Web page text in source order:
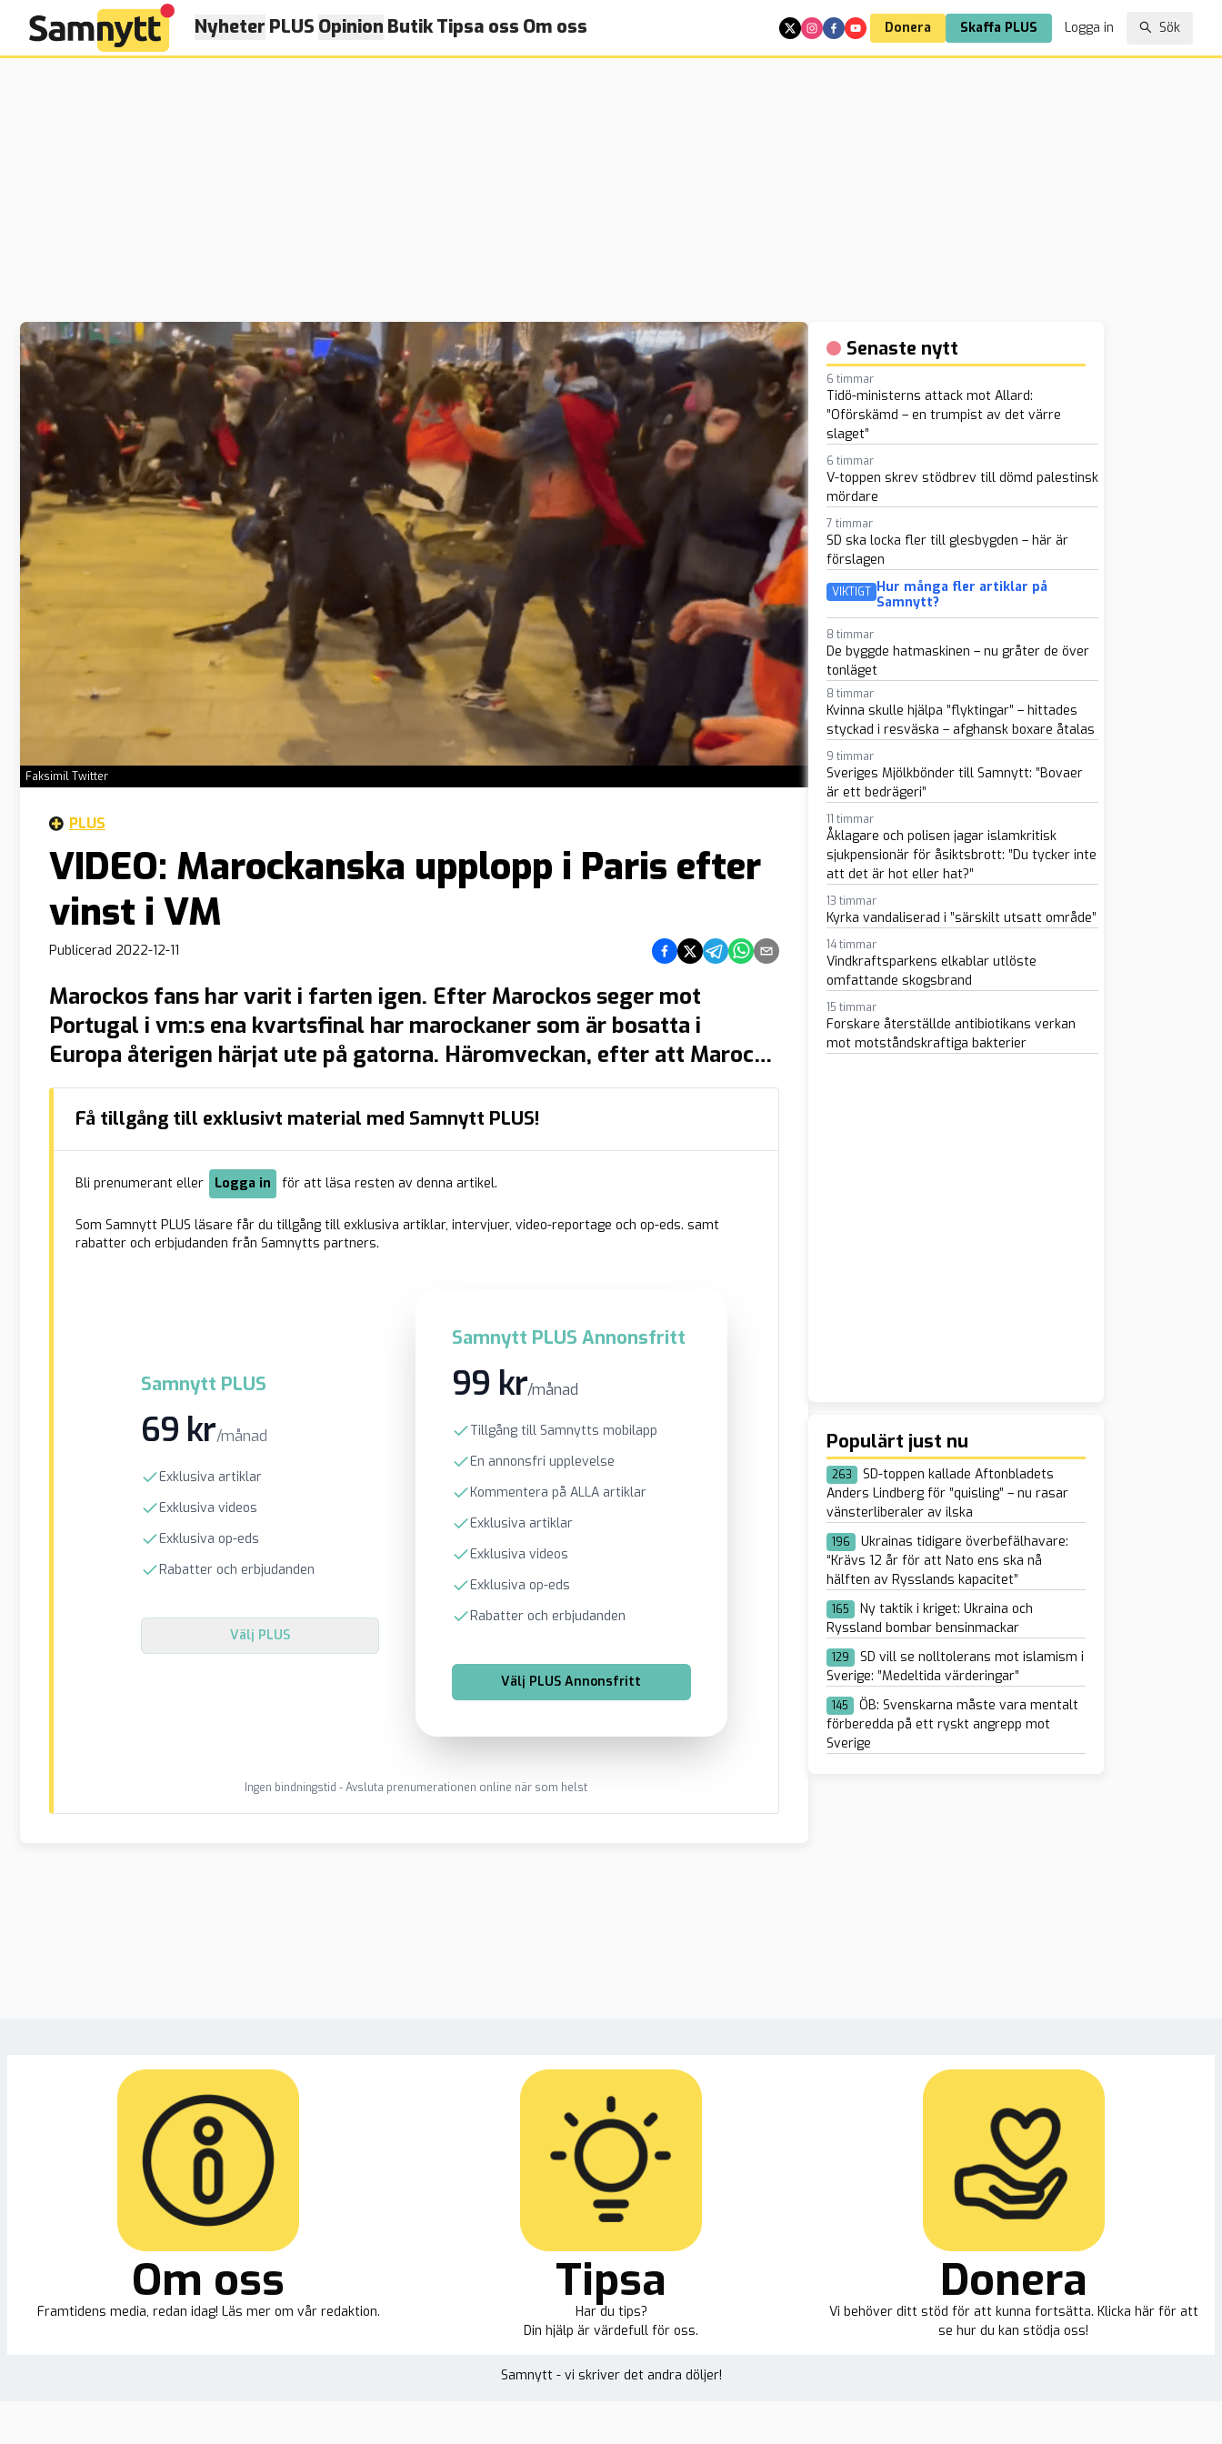
Nyheter PLUS Opinion ButikTipsa oss Om oss Donera Skaffa PLUS Logga in Sök
Faksimil Twitter
PLUS
VIDEO: Marockanska upplopp i Paris efter
vinst i VM
Publicerad 2022-12-11 Dela på Facebook
Dela på Twitter
Dela på Telegram
Dela på Whatsapp
Dela via e-post
Marockos fans har varit i farten igen. Efter Marockos seger mot
Portugal i vm:s ena kvartsfinal har marockaner som är bosatta i
Europa återigen härjat ute på gatorna. Häromveckan, efter att Marocko
vunnit en match mot Belgien i fotbolls-vm, utbröt upplopp med
omfattande vandalisering i bland annat den belgiska huvudstaden
Få tillgång till exklusivt material med Samnytt PLUS!
Bli prenumerant eller Logga in för att läsa resten av denna artikel.
Som Samnytt PLUS läsare får du tillgång till exklusiva artiklar, intervjuer, video-reportage och op-eds. samt
rabatter och erbjudanden från Samnytts partners.
Samnytt PLUS
69 kr/månad
Exklusiva artiklar
Exklusiva videos
Exklusiva op-eds
Rabatter och erbjudanden
Välj PLUS
Samnytt PLUS Annonsfritt
99 kr/månad
Tillgång till Samnytts mobilapp
En annonsfri upplevelse
Kommentera på ALLA artiklar
Exklusiva artiklar
Exklusiva videos
Exklusiva op-eds
Rabatter och erbjudanden
Välj PLUS Annonsfritt
Ingen bindningstid - Avsluta prenumerationen online när som helst
Senaste nytt
6 timmar
Tidö-ministerns attack mot Allard:
”Oförskämd – en trumpist av det värre
slaget”
6 timmar
V-toppen skrev stödbrev till dömd palestinsk
mördare
7 timmar
SD ska locka fler till glesbygden – här är
förslagen
VIKTIGT Hur många fler artiklar på
Samnytt?
8 timmar
De byggde hatmaskinen – nu gråter de över
tonläget
8 timmar
Kvinna skulle hjälpa ”flyktingar” – hittades
styckad i resväska – afghansk boxare åtalas
9 timmar
Sveriges Mjölkbönder till Samnytt: ”Bovaer
är ett bedrägeri”
11 timmar
Åklagare och polisen jagar islamkritisk
sjukpensionär för åsiktsbrott: ”Du tycker inte
att det är hot eller hat?”
13 timmar
Kyrka vandaliserad i ”särskilt utsatt område”
14 timmar
Vindkraftsparkens elkablar utlöste
omfattande skogsbrand
15 timmar
Forskare återställde antibiotikans verkan
mot motståndskraftiga bakterier
Populärt just nu
263
SD-toppen kallade Aftonbladets
Anders Lindberg för ”quisling” – nu rasar
vänsterliberaler av ilska
196
Ukrainas tidigare överbefälhavare:
“Krävs 12 år för att Nato ens ska nå
hälften av Rysslands kapacitet”
165
Ny taktik i kriget: Ukraina och
Ryssland bombar bensinmackar
129
SD vill se nolltolerans mot islamism i
Sverige: ”Medeltida värderingar”
145
ÖB: Svenskarna måste vara mentalt
förberedda på ett ryskt angrepp mot
Sverige
Om oss
Framtidens media, redan idag! Läs mer om vår redaktion.
Tipsa
Har du tips?
Din hjälp är värdefull för oss.
Donera
Vi behöver ditt stöd för att kunna fortsätta. Klicka här för att
se hur du kan stödja oss!
Samnytt - vi skriver det andra döljer!